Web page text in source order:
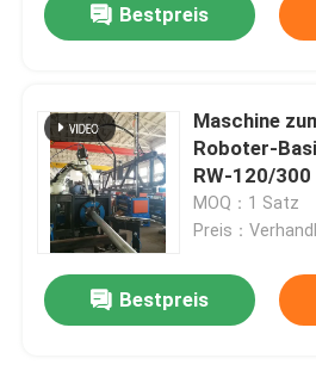
Zu Hause
Produkte
Über uns
Werksbesichtigung
Bestpreis
Maschine
Roboter-
RW-120/300
MOQ：1 Satz
Preis：
Bestpreis